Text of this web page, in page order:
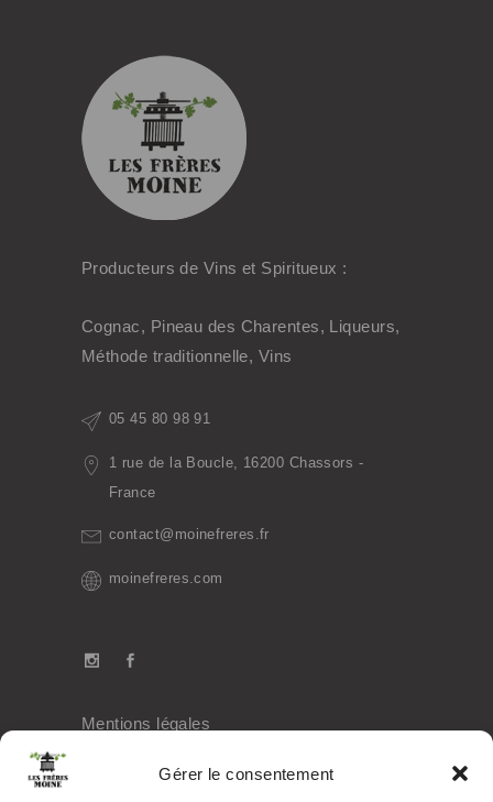
Gérer le consentement
Producteurs de Vins et Spiritueux :
Cognac, Pineau des Charentes, Liqueurs,
Méthode traditionnelle, Vins
05 45 80 98 91
1 rue de la Boucle, 16200 Chassors -
France
contact@moinefreres.fr
moinefreres.com
Mentions légales
Politique de confidentialité